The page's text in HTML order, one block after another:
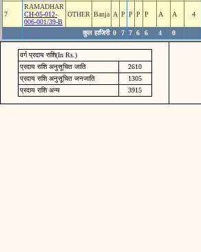
7
RAMADHAR
CH-05-012-
006-001/39-B
OTHER Banja A P P P P A A 4
कुल हाजिरी 0 7 7 6 6 4 0
वर्ग प्रदाय राशि(In Rs.)
प्रदाय राशि अनुसूचित जाति
2610
प्रदाय राशि अनुसूचित जनजाति
1305
प्रदाय राशि अन्य
3915